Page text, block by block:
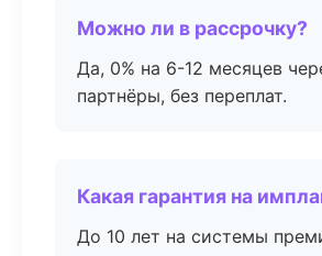
Можно ли в рассрочку?
Да, 0% на 6-12 месяцев
партнёры, без переплат.
Какая гарантия на
До 10 лет на системы